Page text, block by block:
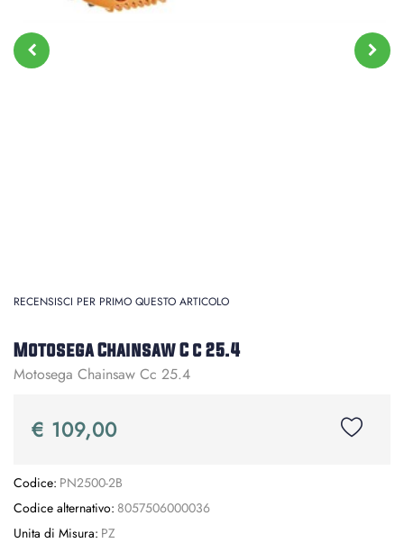
RECENSISCI PER PRIMO QUESTO ARTICOLO
Motosega Chainsaw C c 25.4
Motosega Chainsaw Cc 25.4
€ 109,00
Codice: PN2500-2B
Codice alternativo: 8057506000036
Unita di Misura: PZ